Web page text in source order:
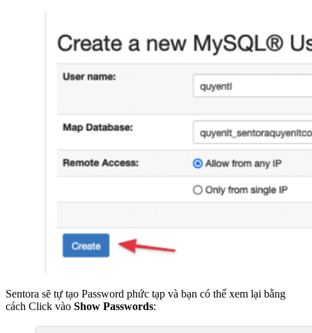
Sentora sẽ tự tạo Password phức tạp và bạn có thể xem lại bằng
cách Click vào Show Passwords: